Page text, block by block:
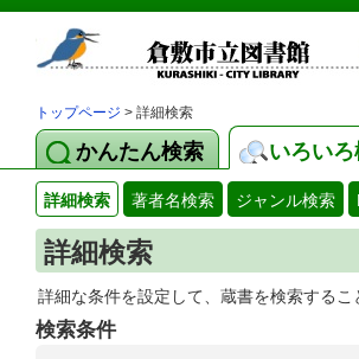
トップページ > 詳細検索
かんたん検索 いろい
詳細検索 著者名検索 ジャンル検索
詳細検索
詳細な条件を設定して、蔵書を検索するこ
検索条件